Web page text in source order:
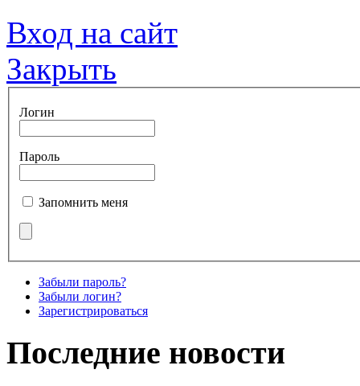
Вход на сайт
Закрыть
Логин
Пароль
Запомнить меня
Забыли пароль?
Забыли логин?
Зарегистрироваться
Последние новости